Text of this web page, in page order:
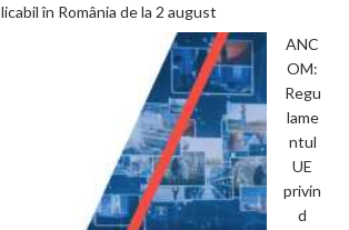
în România de la 2 august
ANC
OM:
Regu
lame
ntul
UE
privin
d